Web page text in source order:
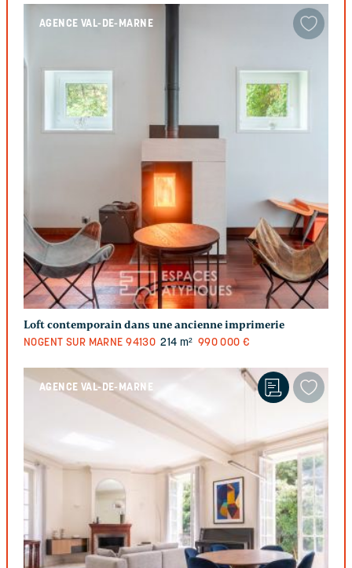
AGENCE VAL-DE-MARNE
Loft contemporain dans une ancienne imprimerie
NOGENT SUR MARNE 94130 214 m² 990 000 €
AGENCE VAL-DE-MARNE